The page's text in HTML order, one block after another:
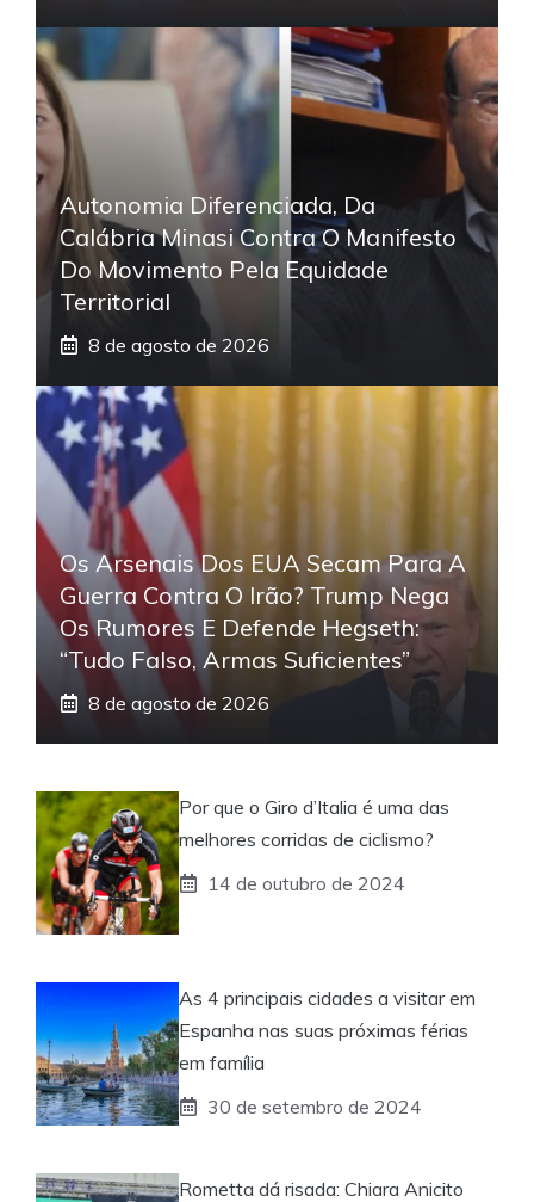
Autonomia Diferenciada, Da
Calábria Minasi Contra O Manifesto
Do Movimento Pela Equidade
Territorial
8 de agosto de 2026
Os Arsenais Dos EUA Secam Para A
Guerra Contra O Irão? Trump Nega
Os Rumores E Defende Hegseth:
“Tudo Falso, Armas Suficientes”
8 de agosto de 2026
Por que o Giro d’Italia é uma das
melhores corridas de ciclismo?
14 de outubro de 2024
As 4 principais cidades a visitar em
Espanha nas suas próximas férias
em família
30 de setembro de 2024
Rometta dá risada: Chiara Anicito